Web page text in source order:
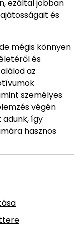
ezáltal jobban
és
mégis könnyen
és
az
személyes
végén
így
hasznos